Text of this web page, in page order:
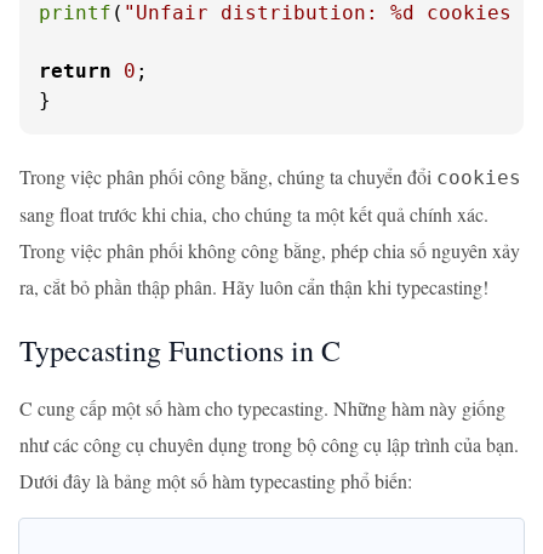
printf ( "Unfair distribution: %d cookies
return 0 ;
}
Trong việc phân phối công bằng, chúng ta chuyển đổi cookies
sang float trước khi chia, cho chúng ta một kết quả chính xác.
Trong việc phân phối không công bằng, phép chia số nguyên xảy
ra, cắt bỏ phần thập phân. Hãy luôn cẩn thận khi typecasting!
Typecasting Functions in C
C cung cấp một số hàm cho typecasting. Những hàm này giống
như các công cụ chuyên dụng trong bộ công cụ lập trình của bạn.
Dưới đây là bảng một số hàm typecasting phổ biến: